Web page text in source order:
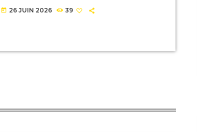
today 26 JUIN 2026 39